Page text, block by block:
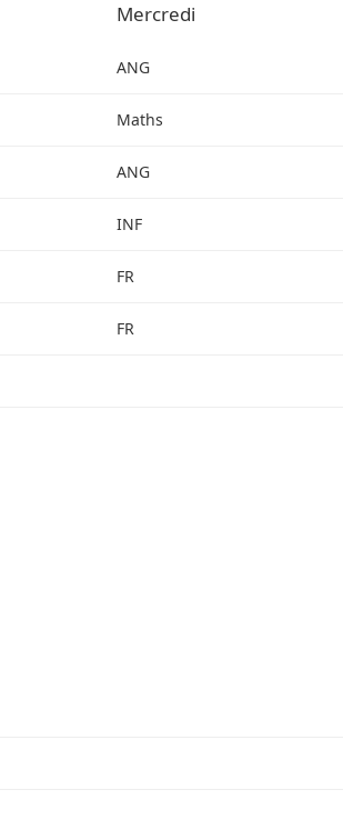
Mercredi
ANG
Maths
ANG
INF
FR
FR